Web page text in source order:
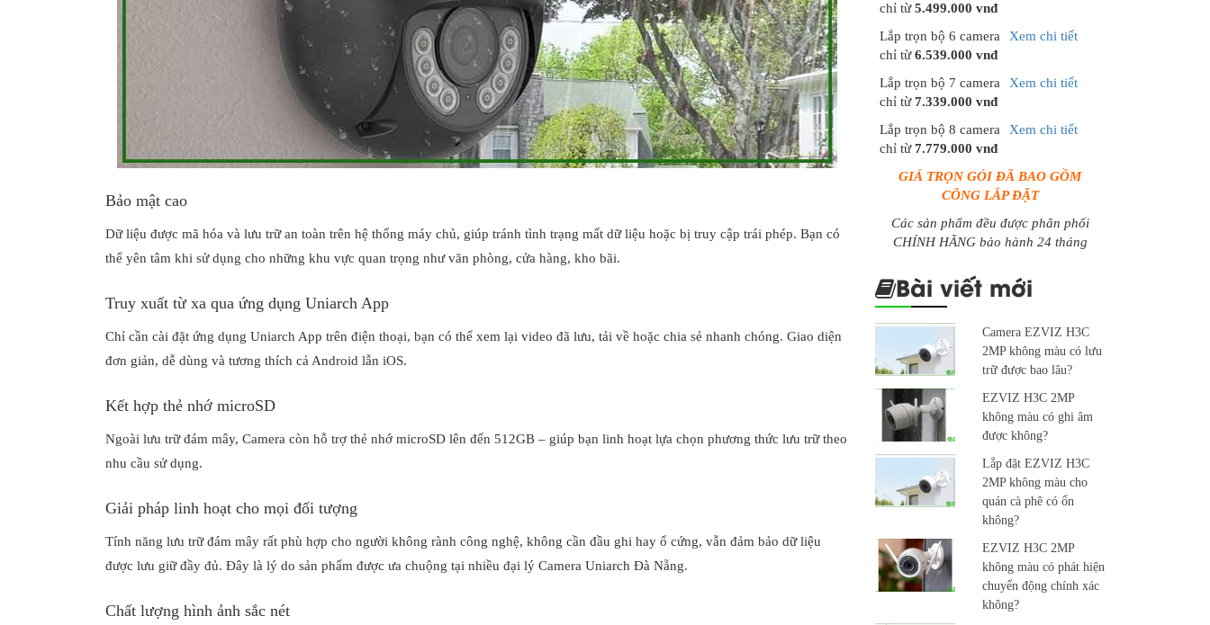
Bảo mật cao
Dữ liệu được mã hóa và lưu trữ an toàn trên hệ thống máy chủ, giúp tránh tình trạng mất dữ liệu hoặc bị truy cập trái phép. Bạn có
thể yên tâm khi sử dụng cho những khu vực quan trọng như văn phòng, cửa hàng, kho bãi.
Truy xuất từ xa qua ứng dụng Uniarch App
Chỉ cần cài đặt ứng dụng Uniarch App trên điện thoại, bạn có thể xem lại video đã lưu, tải về hoặc chia sẻ nhanh chóng. Giao diện
đơn giản, dễ dùng và tương thích cả Android lẫn iOS.
Kết hợp thẻ nhớ microSD
Ngoài lưu trữ đám mây, Camera còn hỗ trợ thẻ nhớ microSD lên đến 512GB – giúp bạn linh hoạt lựa chọn phương thức lưu trữ theo
nhu cầu sử dụng.
Giải pháp linh hoạt cho mọi đối tượng
Tính năng lưu trữ đám mây rất phù hợp cho người không rành công nghệ, không cần đầu ghi hay ổ cứng, vẫn đảm bảo dữ liệu
được lưu giữ đầy đủ. Đây là lý do sản phẩm được ưa chuộng tại nhiều đại lý Camera Uniarch Đà Nẵng.
Chất lượng hình ảnh sắc nét
chỉ từ5.499.000 vnđ
Lắp trọn bộ 6 camera
chỉ từ6.539.000 vnđ
Xem chi tiết
Lắp trọn bộ 7 camera
chỉ từ7.339.000 vnđ
Xem chi tiết
Lắp trọn bộ 8 camera
chỉ từ7.779.000 vnđ
Xem chi tiết
GIÁ TRỌN GÓI ĐÃ BAO GỒM
CÔNG LẮP ĐẶT
Các sản phẩm đều được phân phối
CHÍNH HÃNG bảo hành 24 tháng
Bài viết mới
Camera EZVIZ H3C
2MP không màu có lưu
trữ được bao lâu?
EZVIZ H3C 2MP
không màu có ghi âm
được không?
Lắp đặt EZVIZ H3C
2MP không màu cho
quán cà phê có ổn
không?
EZVIZ H3C 2MP
không màu có phát hiện
chuyển động chính xác
không?